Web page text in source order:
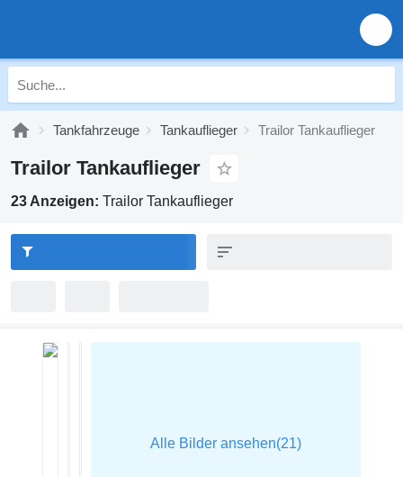
Tankfahrzeuge Tankauflieger Trailor Tankauflieger
Trailor Tankauflieger
23 Anzeigen: Trailor Tankauflieger